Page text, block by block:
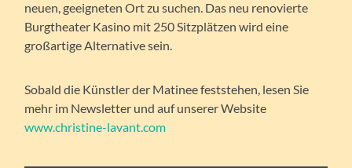
neuen, geeigneten Ort zu suchen. Das neu renovierte
Burgtheater Kasino mit 250 Sitzplätzen wird eine
großartige Alternative sein.
Sobald die Künstler der Matinee feststehen, lesen Sie
mehr im Newsletter und auf unserer Website
www.christine-lavant.com